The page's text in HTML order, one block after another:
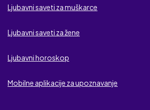
Elmaz
Ljubavni saveti za muškarce
Ljubavni saveti za žene
Ljubavni horoskop
Mobilne aplikacije za upoznavanje